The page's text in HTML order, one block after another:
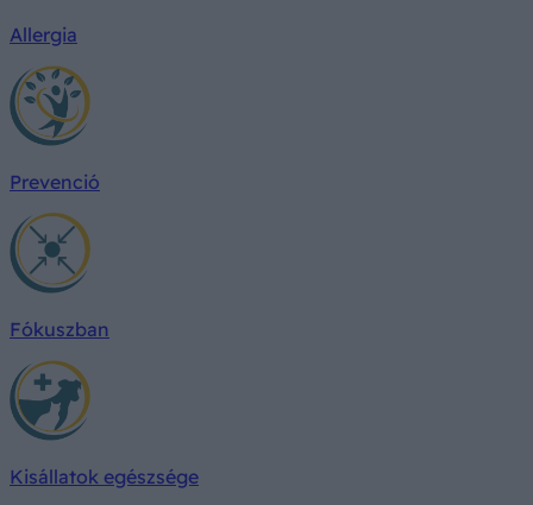
Allergia
Prevenció
Fókuszban
Kisállatok egészsége